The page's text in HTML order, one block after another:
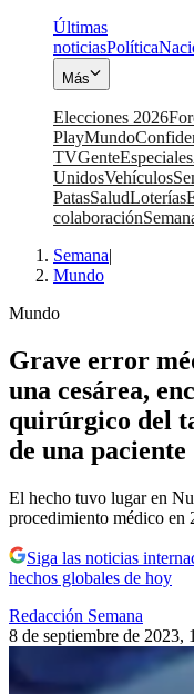
Últimas
noticiasPolítica
Más
Elecciones 2026
PlayMundo
TVGenteEspeciales
UnidosVehículos
PatasSaludLoterías
colaboración
Semana|
Mundo
Mundo
Grave error
una cesárea,
quirúrgico del
de una paciente
El hecho tuvo lugar en
procedimiento médico en
Siga las noticias
hechos globales de hoy
Redacción Semana
8 de septiembre de 2023,